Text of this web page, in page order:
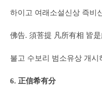
하이고 여래소설신상 즉비
佛告. 須菩提 凡所有相 皆
불고 수보리 범소유상 개시
6. 正信希有分